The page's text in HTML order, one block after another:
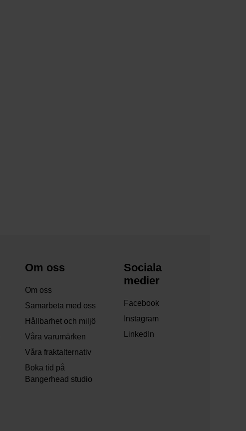
Om oss
Om oss
Samarbeta med oss
Hållbarhet och miljö
Våra varumärken
Våra fraktalternativ
Boka tid på
Bangerhead studio
Sociala
medier
Facebook
Instagram
LinkedIn